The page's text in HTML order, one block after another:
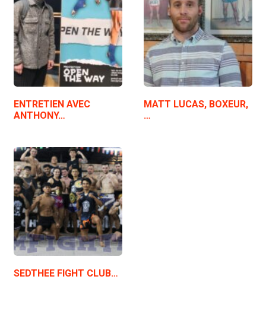
ENTRETIEN AVEC
ANTHONY…
MATT LUCAS, BOXEUR,
…
SEDTHEE FIGHT CLUB…